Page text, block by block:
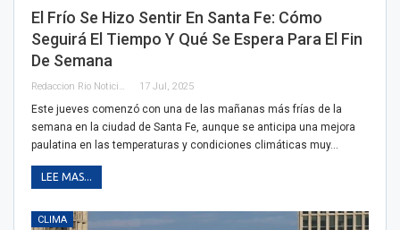
El Frío Se Hizo Sentir En Santa Fe: Cómo
Seguirá El Tiempo Y Qué Se Espera Para El Fin
De Semana
Redaccion Rio Noticias 17 Jul, 2025
Este jueves comenzó con una de las mañanas más frías de la
semana en la ciudad de Santa Fe, aunque se anticipa una mejora
paulatina en las temperaturas y condiciones climáticas muy…
LEE MAS...
CLIMA